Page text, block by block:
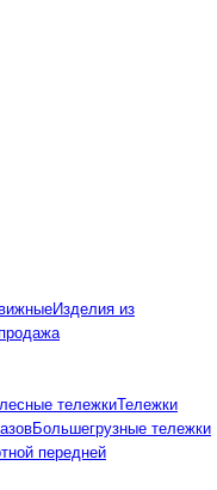
Изделия из
тележкиТележки
Большегрузные тележки
передней